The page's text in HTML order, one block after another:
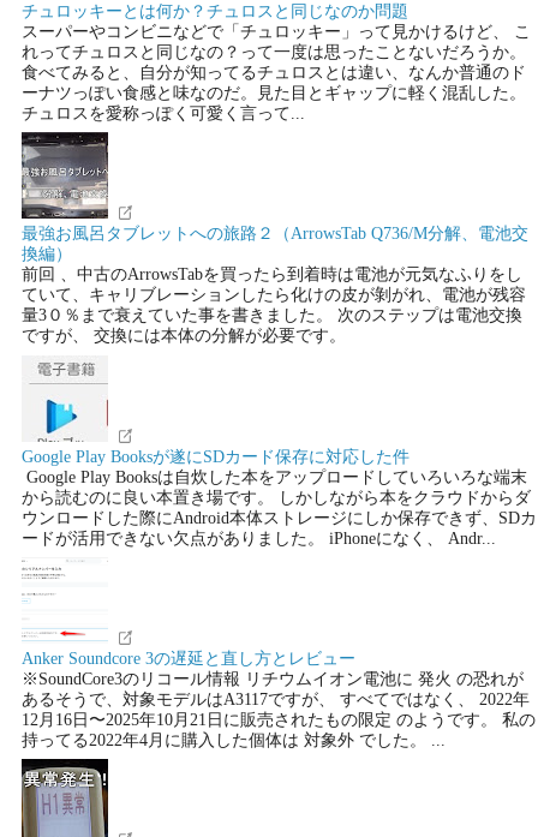
チュロッキーとは何か？チュロスと同じなのか問題
スーパーやコンビニなどで「チュロッキー」って見かけるけど、 こ
れってチュロスと同じなの？って一度は思ったことないだろうか。
食べてみると、自分が知ってるチュロスとは違い、なんか普通のド
ーナツっぽい食感と味なのだ。見た目とギャップに軽く混乱した。
チュロスを愛称っぽく可愛く言って...
最強お風呂タブレットへの旅路２（ArrowsTab Q736/M分解、電池交
換編）
前回 、中古のArrowsTabを買ったら到着時は電池が元気なふりをし
ていて、キャリブレーションしたら化けの皮が剝がれ、電池が残容
量3０％まで衰えていた事を書きました。 次のステップは電池交換
ですが、 交換には本体の分解が必要です。
Google Play Booksが遂にSDカード保存に対応した件
Google Play Booksは自炊した本をアップロードしていろいろな端末
から読むのに良い本置き場です。 しかしながら本をクラウドからダ
ウンロードした際にAndroid本体ストレージにしか保存できず、SDカ
ードが活用できない欠点がありました。 iPhoneになく、 Andr...
Anker Soundcore 3の遅延と直し方とレビュー
※SoundCore3のリコール情報 リチウムイオン電池に 発火 の恐れが
あるそうで、対象モデルはA3117ですが、 すべてではなく、 2022年
12月16日〜2025年10月21日に販売されたもの限定 のようです。 私の
持ってる2022年4月に購入した個体は 対象外 でした。 ...